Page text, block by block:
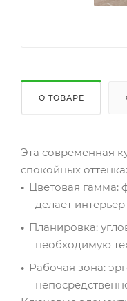
О ТОВАРЕ
Эта современная
спокойных
Цветовая гамма:
делает
Планировка:
необходимую
Рабочая зона: